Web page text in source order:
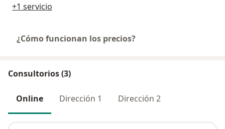
+1 servicio
¿Cómo funcionan los precios?
Consultorios (3)
Online Dirección 1 Dirección 2